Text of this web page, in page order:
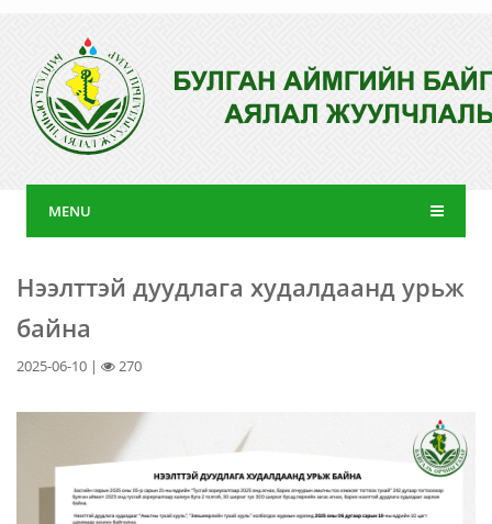
MENU
Нээлттэй дуудлага худалдаанд урьж
байна
2025-06-10 | 270